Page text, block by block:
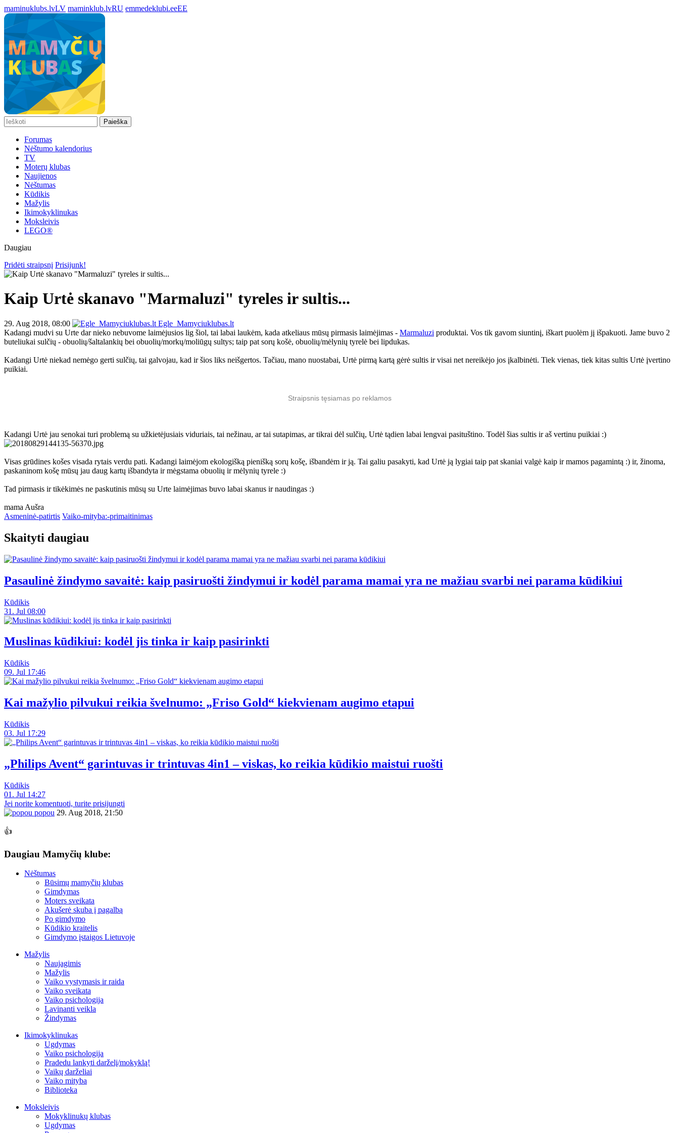
maminuklubs.lvLV maminklub.lvRU emmedeklubi.eeEE
Paieška
Forumas
Nėštumo kalendorius
TV
Moterų klubas
Naujienos
Nėštumas
Kūdikis
Mažylis
Ikimokyklinukas
Moksleivis
LEGO®
Daugiau
Pridėti straipsnį Prisijunk!
Kaip Urtė skanavo "Marmaluzi" tyreles ir sultis...
29. Aug 2018, 08:00
Egle_Mamyciuklubas.lt
Kadangi mudvi su Urte dar nieko nebuvome laimėjusios lig šiol, tai labai laukėm, kada atkeliaus mūsų pirmasis laimėjimas - Marmaluzi produktai. Vos tik gavom siuntinį, iškart puolėm jį išpakuoti. Jame buvo 2
buteliukai sulčių - obuolių/šaltalankių bei obuolių/morkų/moliūgų sultys; taip pat sorų košė, obuolių/mėlynių tyrelė bei lipdukas.
Kadangi Urtė niekad nemėgo gerti sulčių, tai galvojau, kad ir šios liks neišgertos. Tačiau, mano nuostabai, Urtė pirmą kartą gėrė sultis ir visai net nereikėjo jos įkalbinėti. Tiek vienas, tiek kitas sultis Urtė įvertino
puikiai.
Straipsnis tęsiamas po reklamos
Kadangi Urtė jau senokai turi problemą su užkietėjusiais viduriais, tai nežinau, ar tai sutapimas, ar tikrai dėl sulčių, Urtė tądien labai lengvai pasituštino. Todėl šias sultis ir aš vertinu puikiai :)
Visas grūdines košes visada rytais verdu pati. Kadangi laimėjom ekologišką pienišką sorų košę, išbandėm ir ją. Tai galiu pasakyti, kad Urtė ją lygiai taip pat skaniai valgė kaip ir mamos pagamintą :) ir, žinoma,
paskaninom košę mūsų jau daug kartų išbandyta ir mėgstama obuolių ir mėlynių tyrele :)
Tad pirmasis ir tikėkimės ne paskutinis mūsų su Urte laimėjimas buvo labai skanus ir naudingas :)
mama Aušra
Asmeninė-patirtis Vaiko-mityba:-primaitinimas
Skaityti daugiau
Pasaulinė žindymo savaitė: kaip pasiruošti žindymui ir kodėl parama mamai yra ne mažiau svarbi nei parama kūdikiui
Kūdikis
31. Jul 08:00
Muslinas kūdikiui: kodėl jis tinka ir kaip pasirinkti
Kūdikis
09. Jul 17:46
Kai mažylio pilvukui reikia švelnumo: „Friso Gold“ kiekvienam augimo etapui
Kūdikis
03. Jul 17:29
„Philips Avent“ garintuvas ir trintuvas 4in1 – viskas, ko reikia kūdikio maistui ruošti
Kūdikis
01. Jul 14:27
Jei norite komentuoti, turite prisijungti
popou 29. Aug 2018, 21:50
👍
Daugiau Mamyčių klube:
Nėštumas
Būsimų mamyčių klubas
Gimdymas
Moters sveikata
Akušerė skuba į pagalbą
Po gimdymo
Kūdikio kraitelis
Gimdymo įstaigos Lietuvoje
Mažylis
Naujagimis
Mažylis
Vaiko vystymasis ir raida
Vaiko sveikata
Vaiko psichologija
Lavinanti veikla
Žindymas
Ikimokyklinukas
Ugdymas
Vaiko psichologija
Pradedu lankyti darželį/mokyklą!
Vaikų darželiai
Vaiko mityba
Biblioteka
Moksleivis
Mokyklinukų klubas
Ugdymas